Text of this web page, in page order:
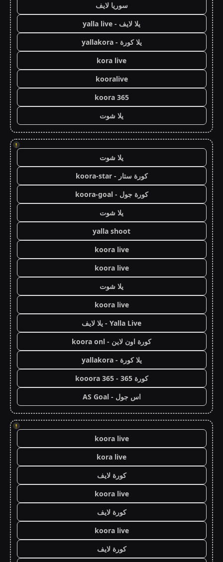
سوريا لايف
يلا لايف - yalla live
يلا كورة - yallakora
kora live
kooralive
koora 365
يلا شوت
!
يلا شوت
كورة ستار - koora-star
كورة جول - koora-goal
يلا شوت
yalla shoot
koora live
koora live
يلا شوت
koora live
Yalla Live - يلا لايف
كورة اون لاين - koora onl
يلا كورة - yallakora
كورة 365 - kooora 365
اس جول - AS Goal
!
koora live
kora live
كورة لايف
koora live
كورة لايف
koora live
كورة لايف